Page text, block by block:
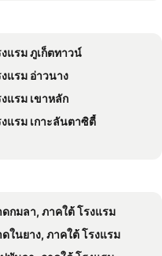
Kwang Seaview
Yao Beach Bungalows
View Koh Yao Yai
วพังงา
าหาดพระนาง
ฉลอง
ดป่าทราย
ดต้นไทร
ผีเสื้อและโลกแมลงภูเก็ต
แรม ภูเก็ตทาวน์
แรม อ่าวนาง
แรม เขาหลัก
แรม เกาะลันตาซิตี้
กมลา, ภาคใต้ โรงแรม
ในยาง, ภาคใต้ โรงแรม